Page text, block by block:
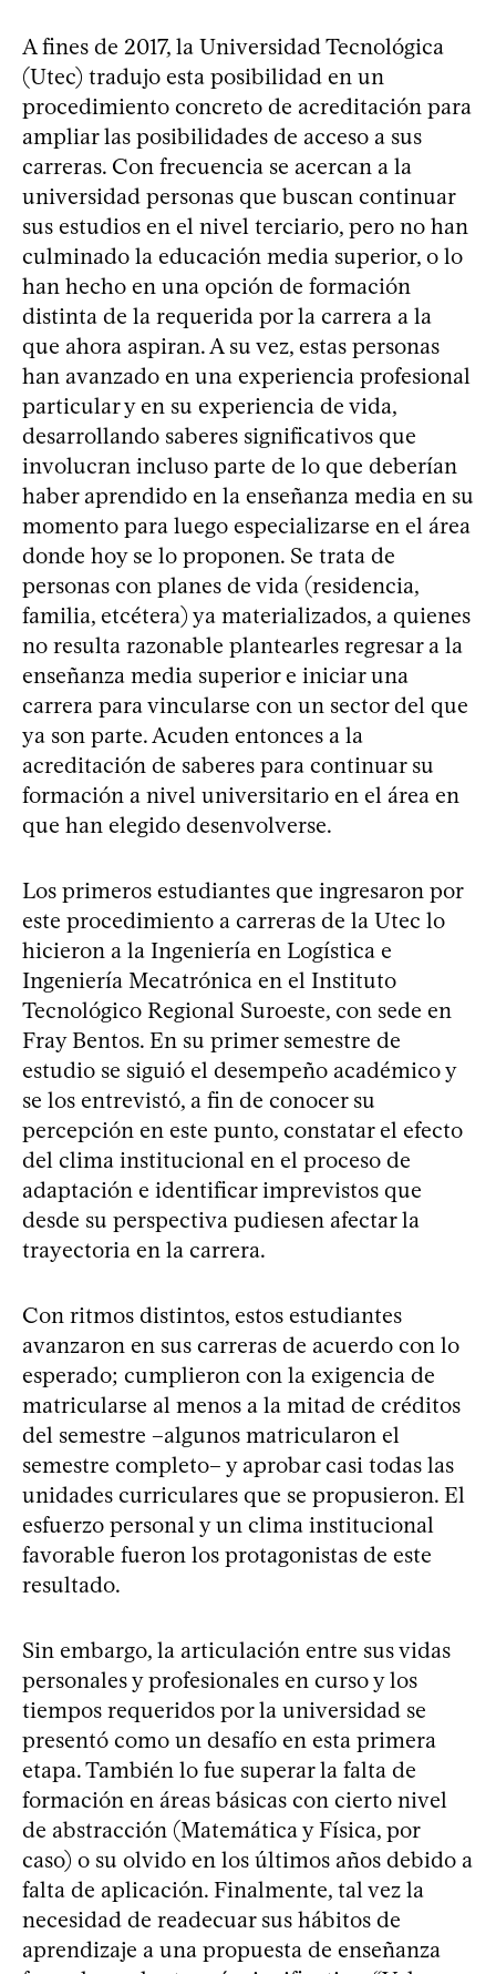
A fines de 2017, la Universidad Tecnológica
(Utec) tradujo esta posibilidad en un
procedimiento concreto de acreditación para
ampliar las posibilidades de acceso a sus
carreras. Con frecuencia se acercan a la
universidad personas que buscan continuar
sus estudios en el nivel terciario, pero no han
culminado la educación media superior, o lo
han hecho en una opción de formación
distinta de la requerida por la carrera a la
que ahora aspiran. A su vez, estas personas
han avanzado en una experiencia profesional
particular y en su experiencia de vida,
desarrollando saberes significativos que
involucran incluso parte de lo que deberían
haber aprendido en la enseñanza media en su
momento para luego especializarse en el área
donde hoy se lo proponen. Se trata de
personas con planes de vida (residencia,
familia, etcétera) ya materializados, a quienes
no resulta razonable plantearles regresar a la
enseñanza media superior e iniciar una
carrera para vincularse con un sector del que
ya son parte. Acuden entonces a la
acreditación de saberes para continuar su
formación a nivel universitario en el área en
que han elegido desenvolverse.
Los primeros estudiantes que ingresaron por
este procedimiento a carreras de la Utec lo
hicieron a la Ingeniería en Logística e
Ingeniería Mecatrónica en el Instituto
Tecnológico Regional Suroeste, con sede en
Fray Bentos. En su primer semestre de
estudio se siguió el desempeño académico y
se los entrevistó, a fin de conocer su
percepción en este punto, constatar el efecto
del clima institucional en el proceso de
adaptación e identificar imprevistos que
desde su perspectiva pudiesen afectar la
trayectoria en la carrera.
Con ritmos distintos, estos estudiantes
avanzaron en sus carreras de acuerdo con lo
esperado; cumplieron con la exigencia de
matricularse al menos a la mitad de créditos
del semestre –algunos matricularon el
semestre completo– y aprobar casi todas las
unidades curriculares que se propusieron. El
esfuerzo personal y un clima institucional
favorable fueron los protagonistas de este
resultado.
Sin embargo, la articulación entre sus vidas
personales y profesionales en curso y los
tiempos requeridos por la universidad se
presentó como un desafío en esta primera
etapa. También lo fue superar la falta de
formación en áreas básicas con cierto nivel
de abstracción (Matemática y Física, por
caso) o su olvido en los últimos años debido a
falta de aplicación. Finalmente, tal vez la
necesidad de readecuar sus hábitos de
aprendizaje a una propuesta de enseñanza